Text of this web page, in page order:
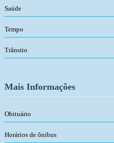
Saúde
Tempo
Trânsito
Mais Informações
Obituário
Horários de ônibus